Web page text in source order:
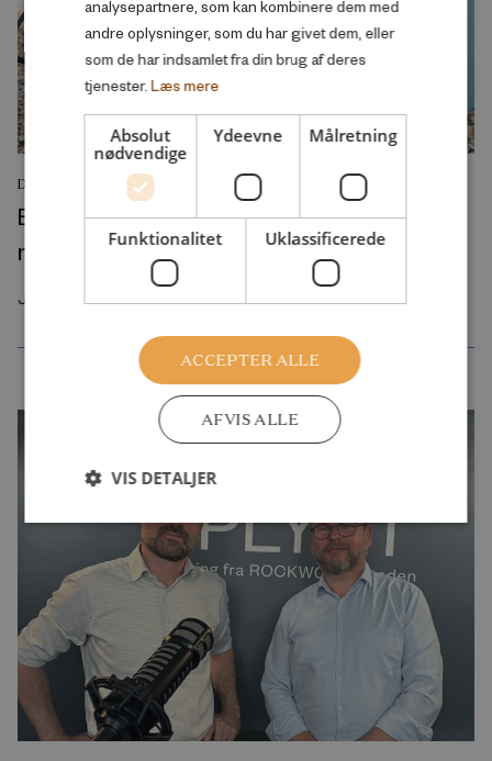
DEBATINDLÆG
Byggelegepladser rammer en svaghed i
moderne børneliv
Juli 2026
analysepartnere, som kan kombinere dem med
andre oplysninger, som du har givet dem, eller
som de har indsamlet fra din brug af deres
tjenester. Læs mere
Absolut
nødvendige
Ydeevne Målretning
Funktionalitet Uklassificerede
ACCEPTER ALLE
AFVIS ALLE
VIS DETALJER